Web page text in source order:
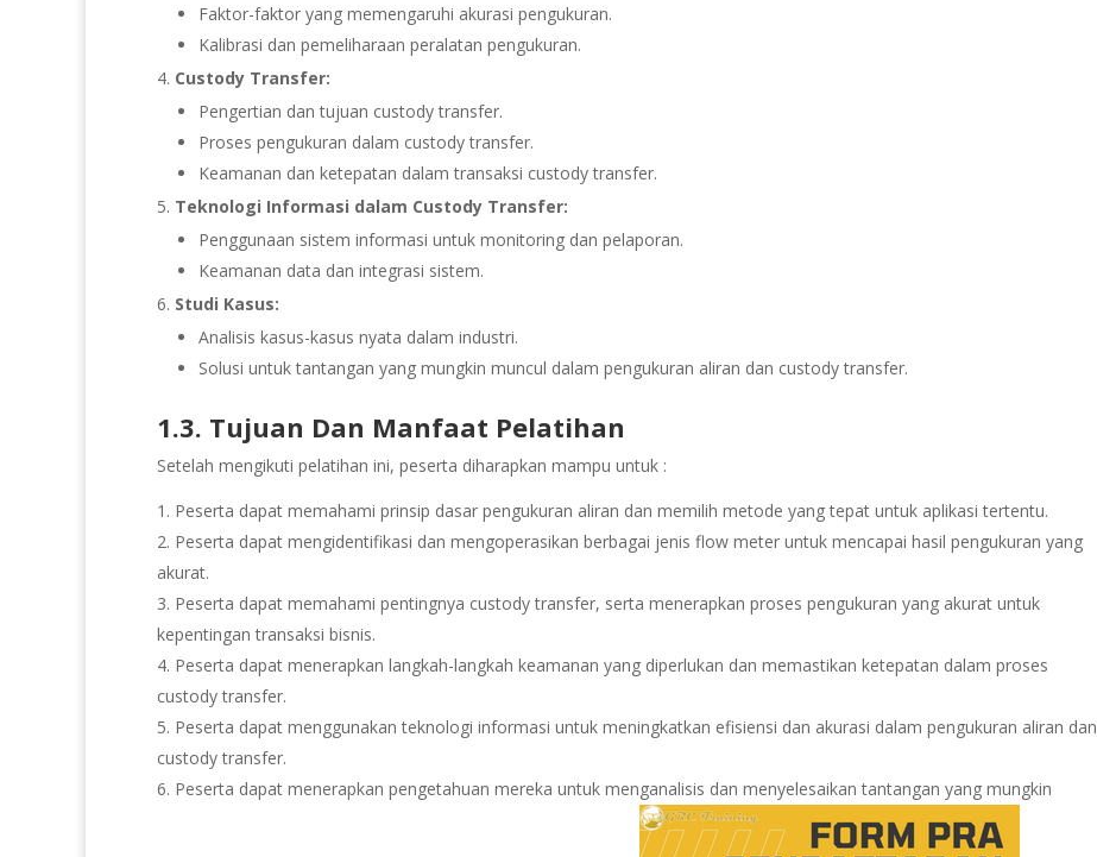
Faktor-faktor yang memengaruhi akurasi pengukuran.
Kalibrasi dan pemeliharaan peralatan pengukuran.
Custody Transfer:
Pengertian dan tujuan custody transfer.
Proses pengukuran dalam custody transfer.
Keamanan dan ketepatan dalam transaksi custody transfer.
Teknologi Informasi dalam Custody Transfer:
Penggunaan sistem informasi untuk monitoring dan pelaporan.
Keamanan data dan integrasi sistem.
Studi Kasus:
Analisis kasus-kasus nyata dalam industri.
Solusi untuk tantangan yang mungkin muncul dalam pengukuran aliran dan custody transfer.
1.3. Tujuan Dan Manfaat Pelatihan
Setelah mengikuti pelatihan ini, peserta diharapkan mampu untuk :
Peserta dapat memahami prinsip dasar pengukuran aliran dan memilih metode yang tepat untuk aplikasi tertentu.
Peserta dapat mengidentifikasi dan mengoperasikan berbagai jenis flow meter untuk mencapai hasil pengukuran yang
akurat.
Peserta dapat memahami pentingnya custody transfer, serta menerapkan proses pengukuran yang akurat untuk
kepentingan transaksi bisnis.
Peserta dapat menerapkan langkah-langkah keamanan yang diperlukan dan memastikan ketepatan dalam proses
custody transfer.
Peserta dapat menggunakan teknologi informasi untuk meningkatkan efisiensi dan akurasi dalam pengukuran aliran dan
custody transfer.
Peserta dapat menerapkan pengetahuan mereka untuk menganalisis dan menyelesaikan tantangan yang mungkin